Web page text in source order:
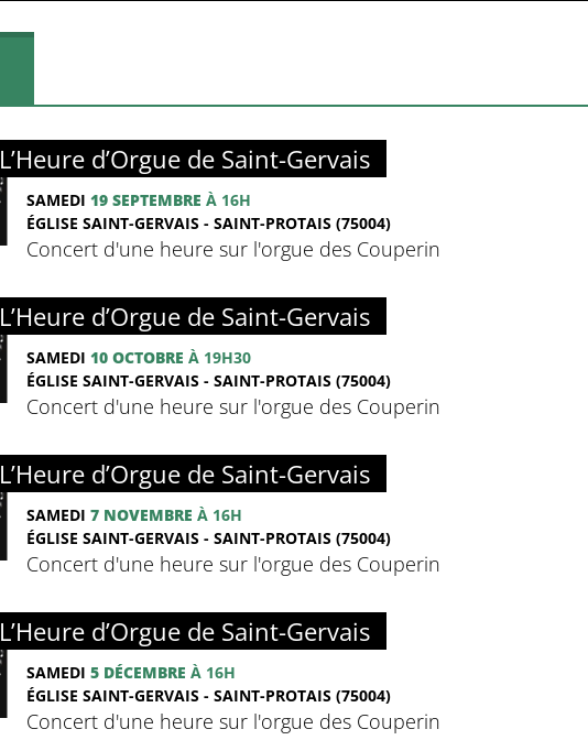
L’Heure d’Orgue de Saint-Gervais
SAMEDI 19 SEPTEMBRE À 16H
ÉGLISE SAINT-GERVAIS - SAINT-PROTAIS (75004)
Concert d'une heure sur l'orgue des Couperin
L’Heure d’Orgue de Saint-Gervais
SAMEDI 10 OCTOBRE À 19H30
ÉGLISE SAINT-GERVAIS - SAINT-PROTAIS (75004)
Concert d'une heure sur l'orgue des Couperin
L’Heure d’Orgue de Saint-Gervais
SAMEDI 7 NOVEMBRE À 16H
ÉGLISE SAINT-GERVAIS - SAINT-PROTAIS (75004)
Concert d'une heure sur l'orgue des Couperin
L’Heure d’Orgue de Saint-Gervais
SAMEDI 5 DÉCEMBRE À 16H
ÉGLISE SAINT-GERVAIS - SAINT-PROTAIS (75004)
Concert d'une heure sur l'orgue des Couperin